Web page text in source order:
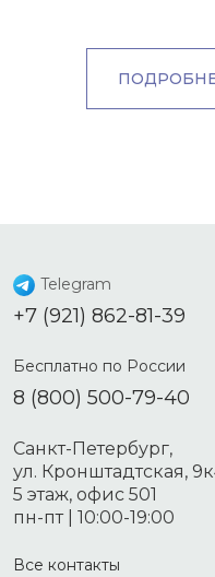
Telegram
+7 (921) 862-81-39
Бесплатно по России
8 (800) 500-79-40
Санкт-Петербург,
ул. Кронштадтская,
5 этаж, офис 501
пн-пт | 10:00-19:00
Все контакты